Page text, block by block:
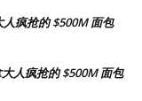
疯抢的 $500M 面包
人疯抢的 $500M 面包